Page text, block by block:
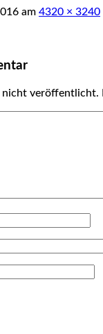
am 4320 × 3240
nicht veröffentlicht.